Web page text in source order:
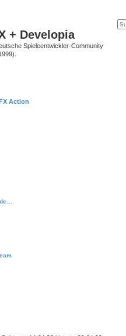
+ Developia
Spieleentwickler-Community
Action